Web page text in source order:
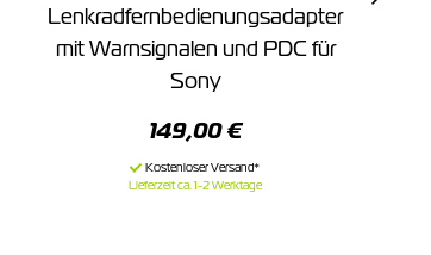
Lenkradfernbedienungsadapter
mit Warnsignalen und PDC für
Sony
149,00 €
Lieferzeit ca. 1-2 Werktage